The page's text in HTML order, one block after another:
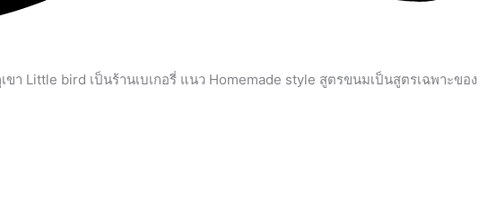
Little bird เป็นร้านเบเกอรี่ แนว Homemade style สูตรขนมเป็นสูตรเฉพาะของ